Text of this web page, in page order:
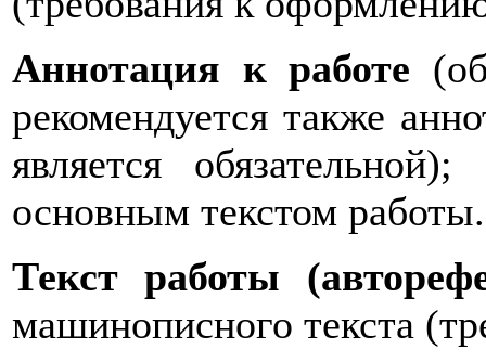
Аннотация к работе
рекомендуется также
является
основным текстом работы.
Текст работы
машинописного текста